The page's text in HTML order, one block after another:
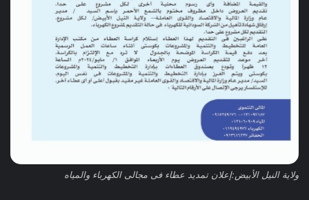
ولاية النيل الأبيض:إعلان تمديد عطاء فى مجالى الكهرباء والمياه